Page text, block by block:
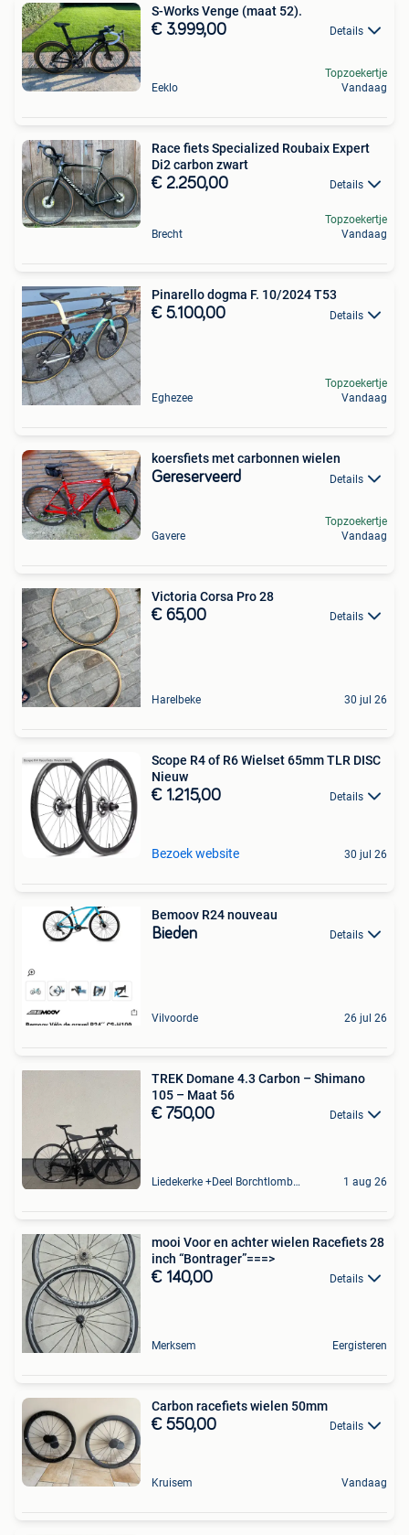
S-Works Venge (maat 52).
€ 3.999,00 Details
Eeklo
Topzoekertje
Vandaag
Race fiets Specialized Roubaix Expert
Di2 carbon zwart
€ 2.250,00 Details
Brecht
Topzoekertje
Vandaag
Pinarello dogma F. 10/2024 T53
€ 5.100,00 Details
Eghezee
Topzoekertje
Vandaag
koersfiets met carbonnen wielen
Gereserveerd Details
Gavere
Topzoekertje
Vandaag
Victoria Corsa Pro 28
€ 65,00 Details
Harelbeke 30 jul 26
Scope R4 of R6 Wielset 65mm TLR DISC
Nieuw
€ 1.215,00 Details
Bezoek website 30 jul 26
Bemoov R24 nouveau
Bieden Details
Vilvoorde 26 jul 26
TREK Domane 4.3 Carbon – Shimano
105 – Maat 56
€ 750,00 Details
Liedekerke +Deel Borchtlombeek 1 aug 26
mooi Voor en achter wielen Racefiets 28
inch “Bontrager”===>
€ 140,00 Details
Merksem Eergisteren
Carbon racefiets wielen 50mm
€ 550,00 Details
Kruisem Vandaag